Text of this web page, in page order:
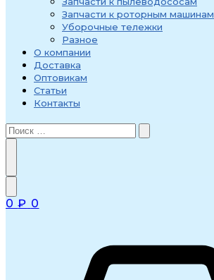
Запчасти к роторным машинам
Уборочные тележки
Разное
О компании
Доставка
Оптовикам
Статьи
Контакты
0₽ 0